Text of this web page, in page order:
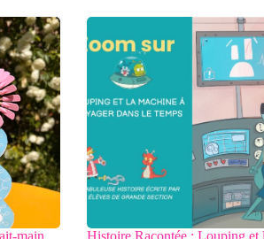
main
Histoire Racontée : Louping et